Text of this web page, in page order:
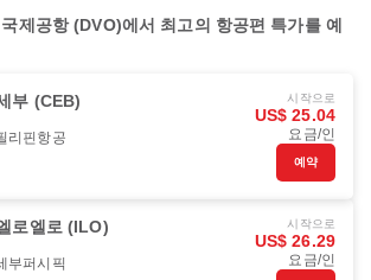
제공항 (DVO)에서 최고의 항공편 특가를 예
부 (CEB)
리핀항공
시작으로
US$ 25.04
요금/인
예약
로엘로 (ILO)
부퍼시픽
시작으로
US$ 26.29
요금/인